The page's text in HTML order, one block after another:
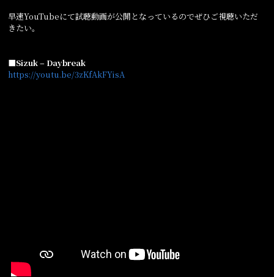
早速YouTubeにて試聴動画が公開となっているのでぜひご視聴いただ
きたい。
■Sizuk – Daybreak
https://youtu.be/3zKfAkFYisA